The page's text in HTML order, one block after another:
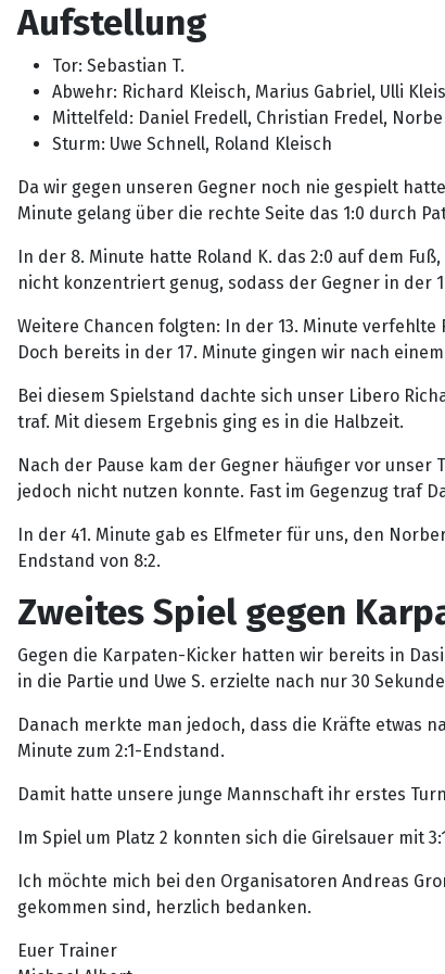
Aufstellung
Tor: Sebastian T.
Abwehr: Richard Kleisch, Marius Gabriel, Ulli
Mittelfeld: Daniel Fredell, Christian Fredel,
Sturm: Uwe Schnell, Roland Kleisch
Da wir gegen unseren Gegner noch nie gespielt
Minute gelang über die rechte Seite das 1:0 durch
In der 8. Minute hatte Roland K. das 2:0 auf dem
nicht konzentriert genug, sodass der Gegner in der
Weitere Chancen folgten: In der 13. Minute verfehlte
Doch bereits in der 17. Minute gingen wir nach
Bei diesem Spielstand dachte sich unser Libero
traf. Mit diesem Ergebnis ging es in die Halbzeit.
Nach der Pause kam der Gegner häufiger vor
jedoch nicht nutzen konnte. Fast im Gegenzug traf
In der 41. Minute gab es Elfmeter für uns, den
Endstand von 8:2.
Zweites Spiel gegen
Gegen die Karpaten-Kicker hatten wir bereits in
in die Partie und Uwe S. erzielte nach nur 30
Danach merkte man jedoch, dass die Kräfte etwas
Minute zum 2:1-Endstand.
Damit hatte unsere junge Mannschaft ihr erstes
Im Spiel um Platz 2 konnten sich die Girelsauer mit
Ich möchte mich bei den Organisatoren Andreas
gekommen sind, herzlich bedanken.
Euer Trainer